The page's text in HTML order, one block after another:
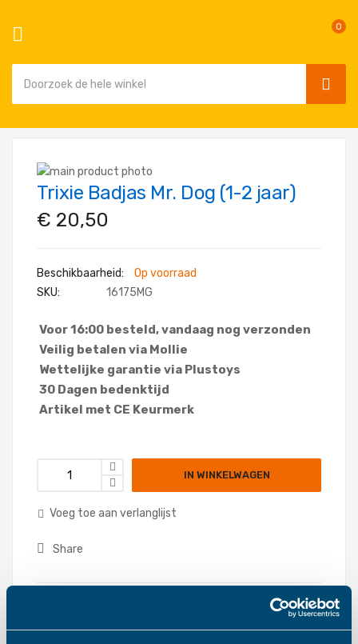
0
Ga
naar
einde
de
afbeeldingen-
Ga
het
van
de
gallerij
Trixie Badjas Mr. Dog (1-2 jaar)
€ 20,50
Op voorraad
SKU
16175MG
Voor 16:00 besteld, vandaag nog verzonden
Veilig betalen via Mollie
Wettelijke garantie via Plustoys
30 Dagen bedenktijd
Artikel met CE Keurmerk
IN WINKELWAGEN
Voeg toe aan verlanglijst
Share